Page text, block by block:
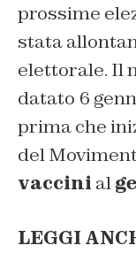
prossime
stata
elettorale. Il
datato 6
prima che
del
vaccini al
LEGGI